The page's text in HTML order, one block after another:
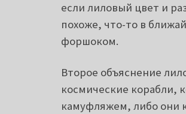
если лиловый цвет и
похоже, что-то в
форшоком.
Второе объяснение
космические корабли,
камуфляжем, либо они